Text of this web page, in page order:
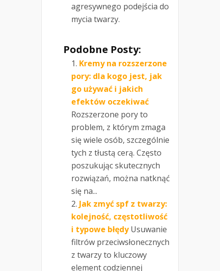
agresywnego podejścia do
mycia twarzy.
Podobne Posty:
Kremy na rozszerzone
pory: dla kogo jest, jak
go używać i jakich
efektów oczekiwać
Rozszerzone pory to
problem, z którym zmaga
się wiele osób, szczególnie
tych z tłustą cerą. Często
poszukując skutecznych
rozwiązań, można natknąć
się na...
Jak zmyć spf z twarzy:
kolejność, częstotliwość
i typowe błędy Usuwanie
filtrów przeciwsłonecznych
z twarzy to kluczowy
element codziennej